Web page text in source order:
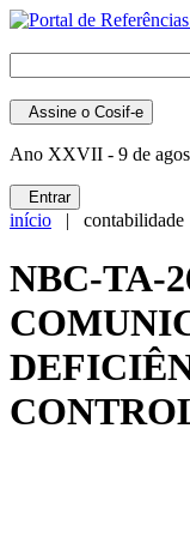
Assine o Cosif-e
Ano XXVII - 9 de
Entrar
início | contabilidade
NBC-TA-